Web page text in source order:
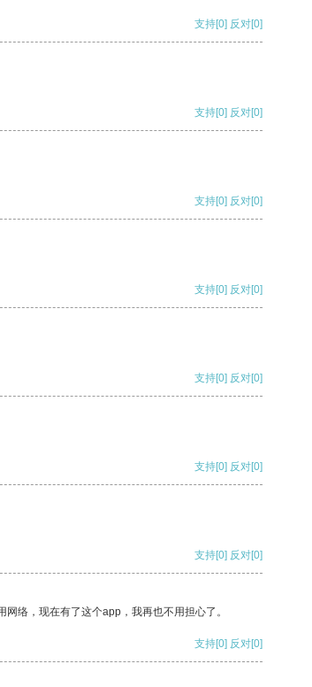
支持[0] 反对[0]
支持[0] 反对[0]
支持[0] 反对[0]
支持[0] 反对[0]
支持[0] 反对[0]
支持[0] 反对[0]
支持[0] 反对[0]
络，现在有了这个app，我再也不用担心了。
支持[0] 反对[0]